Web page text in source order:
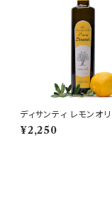
ディサンティ レモンオ
ル 250ml
¥2,250